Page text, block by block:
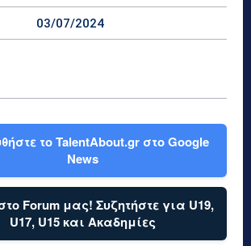
03/07/2024
το TalentAbout.gr στο Google
News
Forum μας! Συζητήστε για U19,
U17, U15 και Ακαδημίες